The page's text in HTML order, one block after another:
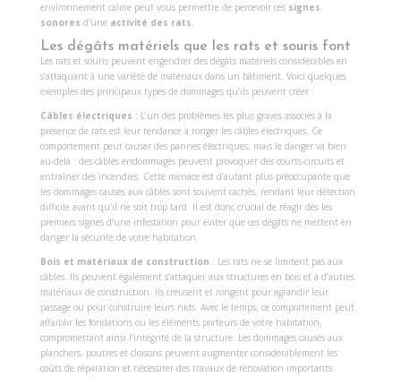
environnement calme peut vous permettre de percevoir ces signes
sonores d’une activité des rats.
Les dégâts matériels que les rats et souris font
Les rats et souris peuvent engendrer des dégâts matériels considérables en
s’attaquant à une variété de matériaux dans un bâtiment. Voici quelques
exemples des principaux types de dommages qu’ils peuvent créer :
Câbles électriques : L’un des problèmes les plus graves associés à la
présence de rats est leur tendance à ronger les câbles électriques. Ce
comportement peut causer des pannes électriques, mais le danger va bien
au-delà : des câbles endommagés peuvent provoquer des courts-circuits et
entraîner des incendies. Cette menace est d’autant plus préoccupante que
les dommages causés aux câbles sont souvent cachés, rendant leur détection
difficile avant qu’il ne soit trop tard. Il est donc crucial de réagir dès les
premiers signes d’une infestation pour éviter que ces dégâts ne mettent en
danger la sécurité de votre habitation.
Bois et matériaux de construction : Les rats ne se limitent pas aux
câbles. Ils peuvent également s’attaquer aux structures en bois et à d’autres
matériaux de construction. Ils creusent et rongent pour agrandir leur
passage ou pour construire leurs nids. Avec le temps, ce comportement peut
affaiblir les fondations ou les éléments porteurs de votre habitation,
compromettant ainsi l’intégrité de la structure. Les dommages causés aux
planchers, poutres et cloisons peuvent augmenter considérablement les
coûts de réparation et nécessiter des travaux de rénovation importants.